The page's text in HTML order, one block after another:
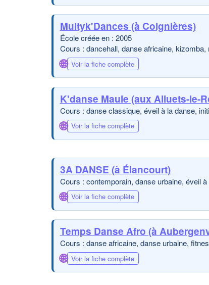
Multyk'Dances (à Coignières)
École créée en : 2005
Cours : dancehall, danse africaine,
🌐 Voir la fiche complète
K'danse Maule (aux Alluets-le-
Cours : danse classique, éveil à la danse,
🌐 Voir la fiche complète
3A DANSE (à Élancourt)
Cours : contemporain, danse urbaine, éveil
🌐 Voir la fiche complète
Temps Danse Afro (à
Cours : danse africaine, danse urbaine,
🌐 Voir la fiche complète